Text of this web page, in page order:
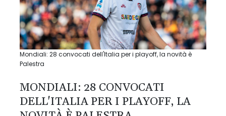
Mondiali: 28 convocati dell'Italia per i playoff, la novità è
Palestra
MONDIALI: 28 CONVOCATI
DELL'ITALIA PER I PLAYOFF, LA